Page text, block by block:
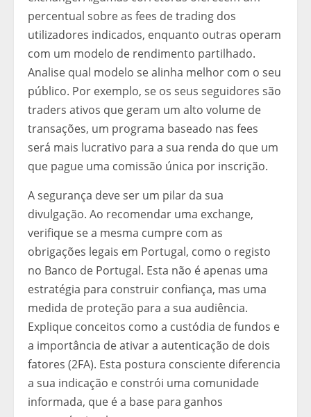
percentual sobre as fees de trading dos
utilizadores indicados, enquanto outras operam
com um modelo de rendimento partilhado.
Analise qual modelo se alinha melhor com o seu
público. Por exemplo, se os seus seguidores são
traders ativos que geram um alto volume de
transações, um programa baseado nas fees
será mais lucrativo para a sua renda do que um
que pague uma comissão única por inscrição.
A segurança deve ser um pilar da sua
divulgação. Ao recomendar uma exchange,
verifique se a mesma cumpre com as
obrigações legais em Portugal, como o registo
no Banco de Portugal. Esta não é apenas uma
estratégia para construir confiança, mas uma
medida de proteção para a sua audiência.
Explique conceitos como a custódia de fundos e
a importância de ativar a autenticação de dois
fatores (2FA). Esta postura consciente diferencia
a sua indicação e constrói uma comunidade
informada, que é a base para ganhos